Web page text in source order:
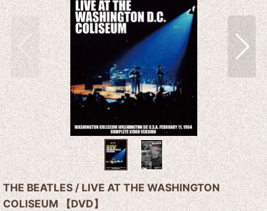
THE BEATLES / LIVE AT THE WASHINGTON
COLISEUM 【DVD】